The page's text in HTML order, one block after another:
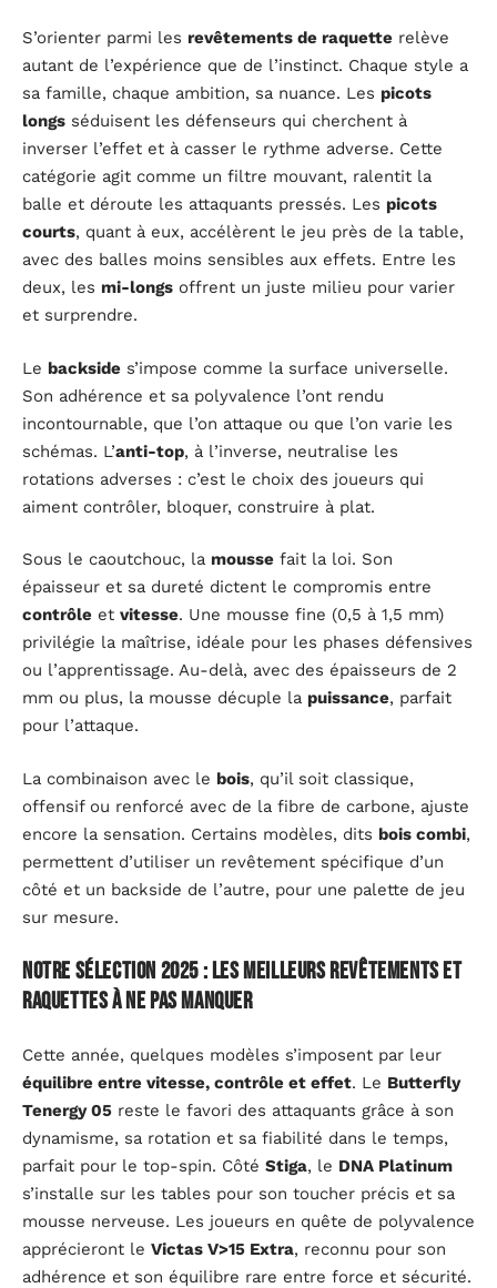
S’orienter parmi les revêtements de raquette relève
autant de l’expérience que de l’instinct. Chaque style a
sa famille, chaque ambition, sa nuance. Les picots
longs séduisent les défenseurs qui cherchent à
inverser l’effet et à casser le rythme adverse. Cette
catégorie agit comme un filtre mouvant, ralentit la
balle et déroute les attaquants pressés. Les picots
courts, quant à eux, accélèrent le jeu près de la table,
avec des balles moins sensibles aux effets. Entre les
deux, les mi-longs offrent un juste milieu pour varier
et surprendre.
Le backside s’impose comme la surface universelle.
Son adhérence et sa polyvalence l’ont rendu
incontournable, que l’on attaque ou que l’on varie les
schémas. L’anti-top, à l’inverse, neutralise les
rotations adverses : c’est le choix des joueurs qui
aiment contrôler, bloquer, construire à plat.
Sous le caoutchouc, la mousse fait la loi. Son
épaisseur et sa dureté dictent le compromis entre
contrôle et vitesse. Une mousse fine (0,5 à 1,5 mm)
privilégie la maîtrise, idéale pour les phases défensives
ou l’apprentissage. Au-delà, avec des épaisseurs de 2
mm ou plus, la mousse décuple la puissance, parfait
pour l’attaque.
La combinaison avec le bois, qu’il soit classique,
offensif ou renforcé avec de la fibre de carbone, ajuste
encore la sensation. Certains modèles, dits bois combi,
permettent d’utiliser un revêtement spécifique d’un
côté et un backside de l’autre, pour une palette de jeu
sur mesure.
Notre sélection 2025 : les meilleurs revêtements et
raquettes à ne pas manquer
Cette année, quelques modèles s’imposent par leur
équilibre entre vitesse, contrôle et effet. Le Butterfly
Tenergy 05 reste le favori des attaquants grâce à son
dynamisme, sa rotation et sa fiabilité dans le temps,
parfait pour le top-spin. Côté Stiga, le DNA Platinum
s’installe sur les tables pour son toucher précis et sa
mousse nerveuse. Les joueurs en quête de polyvalence
apprécieront le Victas V>15 Extra, reconnu pour son
adhérence et son équilibre rare entre force et sécurité.